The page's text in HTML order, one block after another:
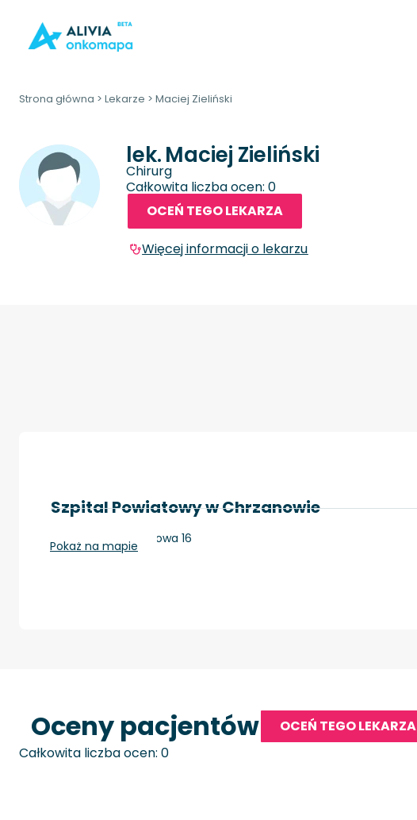
Strona główna > Lekarze > Maciej Zieliński
lek.Maciej Zieliński
Chirurg
Całkowita liczba ocen: 0
OCEŃ TEGO LEKARZA
Więcej informacji o lekarzu
Szpital Powiatowy w Chrzanowie
Chrzanów, Topolowa 16
Pokaż na mapie
Oceny pacjentów
OCEŃ TEGO LEKARZA
Całkowita liczba ocen: 0